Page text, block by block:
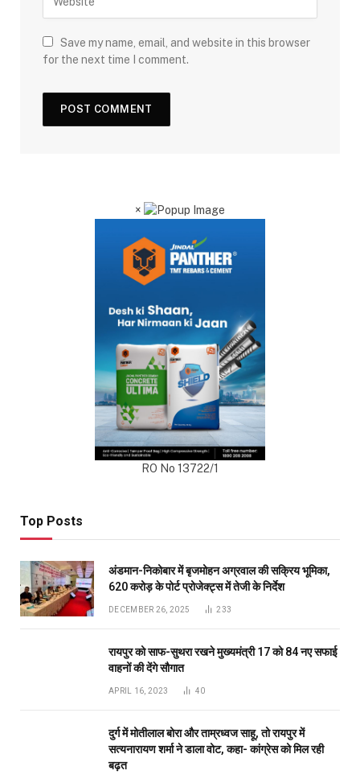
Save my name, email, and website in this browser
for the next time I comment.
×
RO No 13722/1
Top Posts
अंडमान-निकोबार में बृजमोहन अग्रवाल की सक्रिय भूमिका,
620 करोड़ के पोर्ट प्रोजेक्ट्स में तेजी के निर्देश
DECEMBER 26, 2025 233
रायपुर को साफ-सुथरा रखने मुख्यमंत्री 17 को 84 नए सफाई
वाहनों की देंगे सौगात
APRIL 16, 2023 40
दुर्ग में मोतीलाल बोरा और ताम्रध्वज साहू, तो रायपुर में
सत्यनारायण शर्मा ने डाला वोट, कहा- कांग्रेस को मिल रही
बढ़त